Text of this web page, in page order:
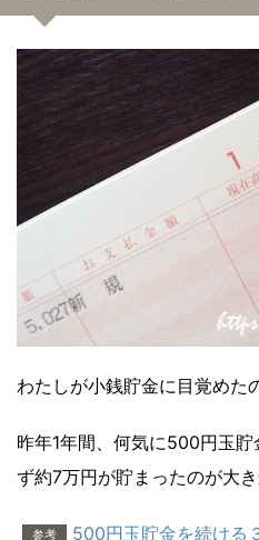
わたしが小銭貯金に目覚めた
昨年1年間、何気に500円玉
ず約7万円が貯まったのが大き
参考
500円玉貯金を続ける